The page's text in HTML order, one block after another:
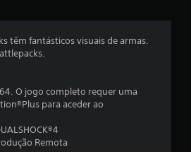
f
i
a
têm fantásticos visuais de armas.
O jogo completo requer uma
para aceder ao
Remota